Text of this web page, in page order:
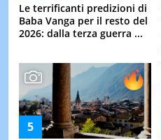
Le terrificanti predizioni di
Baba Vanga per il resto del
2026: dalla terza guerra ...